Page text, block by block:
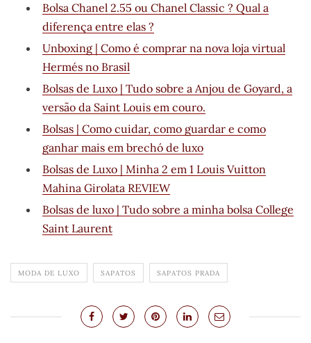
Bolsa Chanel 2.55 ou Chanel Classic ? Qual a
diferença entre elas ?
Unboxing | Como é comprar na nova loja virtual
Hermés no Brasil
Bolsas de Luxo | Tudo sobre a Anjou de Goyard, a
versão da Saint Louis em couro.
Bolsas | Como cuidar, como guardar e como
ganhar mais em brechó de luxo
Bolsas de Luxo | Minha 2 em 1 Louis Vuitton
Mahina Girolata REVIEW
Bolsas de luxo | Tudo sobre a minha bolsa College
Saint Laurent
MODA DE LUXO SAPATOS SAPATOS PRADA